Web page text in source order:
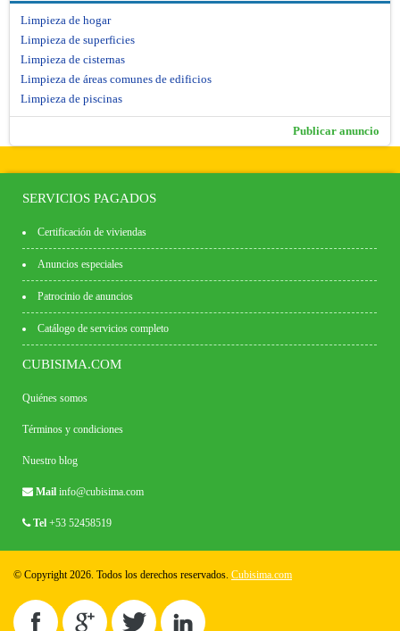
Limpieza de hogar
Limpieza de superficies
Limpieza de cisternas
Limpieza de áreas comunes de edificios
Limpieza de piscinas
Publicar anuncio
SERVICIOS PAGADOS
Certificación de viviendas
Anuncios especiales
Patrocinio de anuncios
Catálogo de servicios completo
CUBISIMA.COM
Quiénes somos
Términos y condiciones
Nuestro blog
Mail info@cubisima.com
Tel +53 52458519
© Copyright 2026. Todos los derechos reservados. Cubisima.com